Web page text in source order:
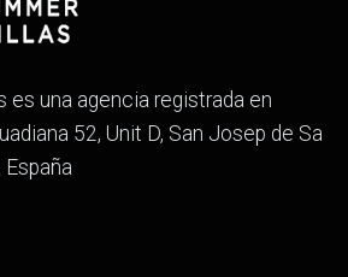
es una agencia registrada en
52, Unit D, San Josep de Sa